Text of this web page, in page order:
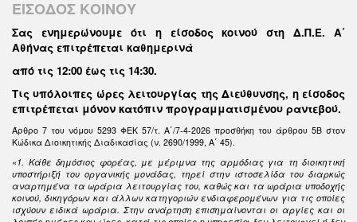
ΕΙΣΟΔΟΣ ΚΟΙΝΟΥ
Σας ενημερώνουμε ότι η είσοδος κοινού στη Δ.Π.Ε. Α΄
Αθήνας επιτρέπεται καθημερινά
από τις 12:00 έως τις 14:30.
Τις υπόλοιπες ώρες λειτουργίας της Διεύθυνσης, η είσοδος
επιτρέπεται μόνον κατόπιν προγραμματισμένου ραντεβού.
Άρθρο 7 του νόμου 5293 ΦΕΚ 57/τ. Α΄/7-4-2026 προσθήκη του άρθρου 5Β στον
Κώδικα Διοικητικής Διαδικασίας (ν. 2690/1999, Α΄ 45).
«1. Κάθε δημόσιος φορέας, με μέριμνα της αρμόδιας για τη διοικητική
υποστήριξή του οργανικής μονάδας, τηρεί στην ιστοσελίδα του διαρκώς
αναρτημένα τα ωράρια λειτουργίας του, καθώς και τα ωράρια υποδοχής
κοινού, δικηγόρων και άλλων κατηγοριών ενδιαφερομένων για τις οποίες
ισχύουν ειδικά ωράρια. Στην ανάρτηση επισημαίνονται οι αργίες και οι